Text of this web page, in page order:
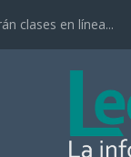
clases en línea...